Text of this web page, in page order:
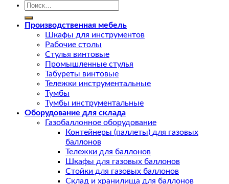
Искать:
Производственная мебель
Шкафы для инструментов
Рабочие столы
Стулья винтовые
Промышленные стулья
Табуреты винтовые
Тележки инструментальные
Тумбы
Тумбы инструментальные
Оборудование для склада
Газобаллонное оборудование
Контейнеры (паллеты) для газовых
баллонов
Тележки для баллонов
Шкафы для газовых баллонов
Стойки для газовых баллонов
Склад и хранилища для баллонов